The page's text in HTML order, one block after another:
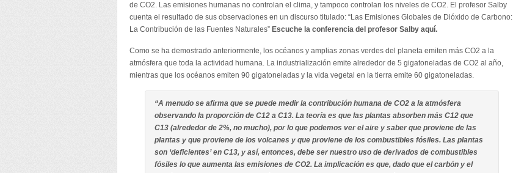
de CO2. Las emisiones humanas no controlan el clima, y tampoco controlan los niveles de CO2. El profesor Salby
cuenta el resultado de sus observaciones en un discurso titulado: “Las Emisiones Globales de Dióxido de Carbono:
La Contribución de las Fuentes Naturales” Escuche la conferencia del profesor Salby aquí.
Como se ha demostrado anteriormente, los océanos y amplias zonas verdes del planeta emiten más CO2 a la
atmósfera que toda la actividad humana. La industrialización emite alrededor de 5 gigatoneladas de CO2 al año,
mientras que los océanos emiten 90 gigatoneladas y la vida vegetal en la tierra emite 60 gigatoneladas.
“A menudo se afirma que se puede medir la contribución humana de CO2 a la atmósfera
observando la proporción de C12 a C13. La teoría es que las plantas absorben más C12 que
C13 (alrededor de 2%, no mucho), por lo que podemos ver el aire y saber que proviene de las
plantas y que proviene de los volcanes y que proviene de los combustibles fósiles. Las plantas
son ‘deficientes’ en C13, y así, entonces, debe ser nuestro uso de derivados de combustibles
fósiles lo que aumenta las emisiones de CO2. La implicación es que, dado que el carbón y el